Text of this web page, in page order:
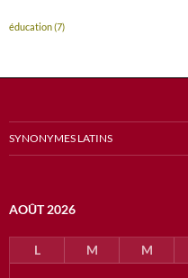
éducation(7)
SYNONYMES LATINS
AOÛT 2026
L M M